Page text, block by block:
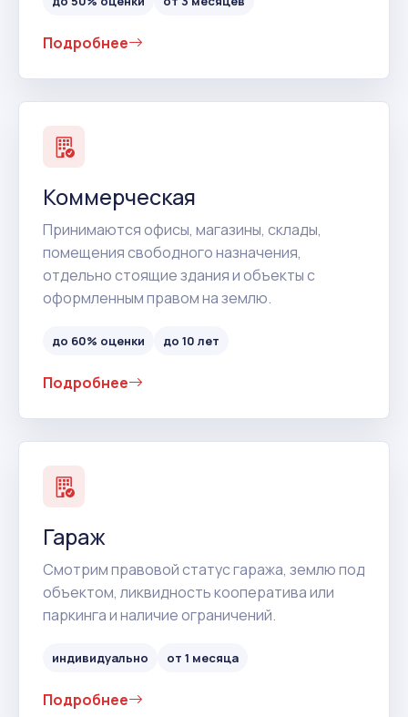
Подробнее
Коммерческая
Принимаются офисы, магазины, склады,
помещения свободного назначения,
отдельно стоящие здания и объекты с
оформленным правом на землю.
до 60% оценки до 10 лет
Подробнее
Гараж
Смотрим правовой статус гаража, землю под
объектом, ликвидность кооператива или
паркинга и наличие ограничений.
индивидуально от 1 месяца
Подробнее